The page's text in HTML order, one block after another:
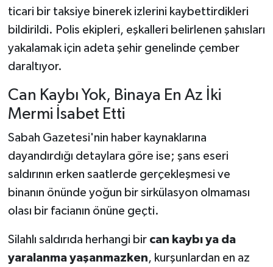
ticari bir taksiye binerek izlerini kaybettirdikleri
bildirildi. Polis ekipleri, eşkalleri belirlenen şahısları
yakalamak için adeta şehir genelinde çember
daraltıyor.
Can Kaybı Yok, Binaya En Az İki
Mermi İsabet Etti
Sabah Gazetesi'nin haber kaynaklarına
dayandırdığı detaylara göre ise; şans eseri
saldırının erken saatlerde gerçekleşmesi ve
binanın önünde yoğun bir sirkülasyon olmaması
olası bir facianın önüne geçti.
Silahlı saldırıda herhangi bir can kaybı ya da
yaralanma yaşanmazken, kurşunlardan en az